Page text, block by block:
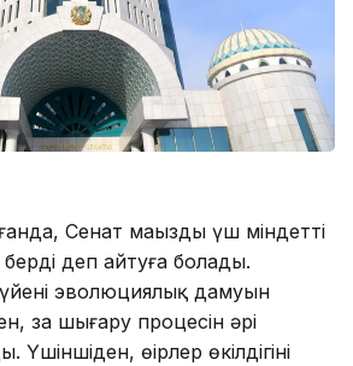
Сенат маңызды үш міндетті
деп айтуға болады.
эволюциялық дамуын
заң шығару процесін әрі
өңірлер өкілдігінің